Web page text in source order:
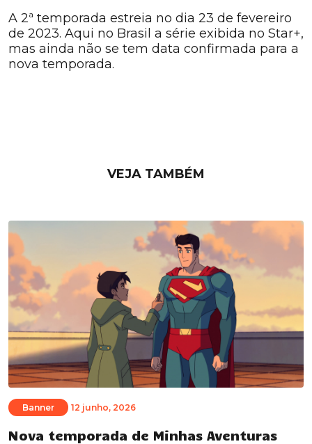
A 2ª temporada estreia no dia 23 de fevereiro
de 2023. Aqui no Brasil a série exibida no Star+,
mas ainda não se tem data confirmada para a
nova temporada.
VEJA TAMBÉM
Banner 12 junho, 2026
Nova temporada de Minhas Aventuras